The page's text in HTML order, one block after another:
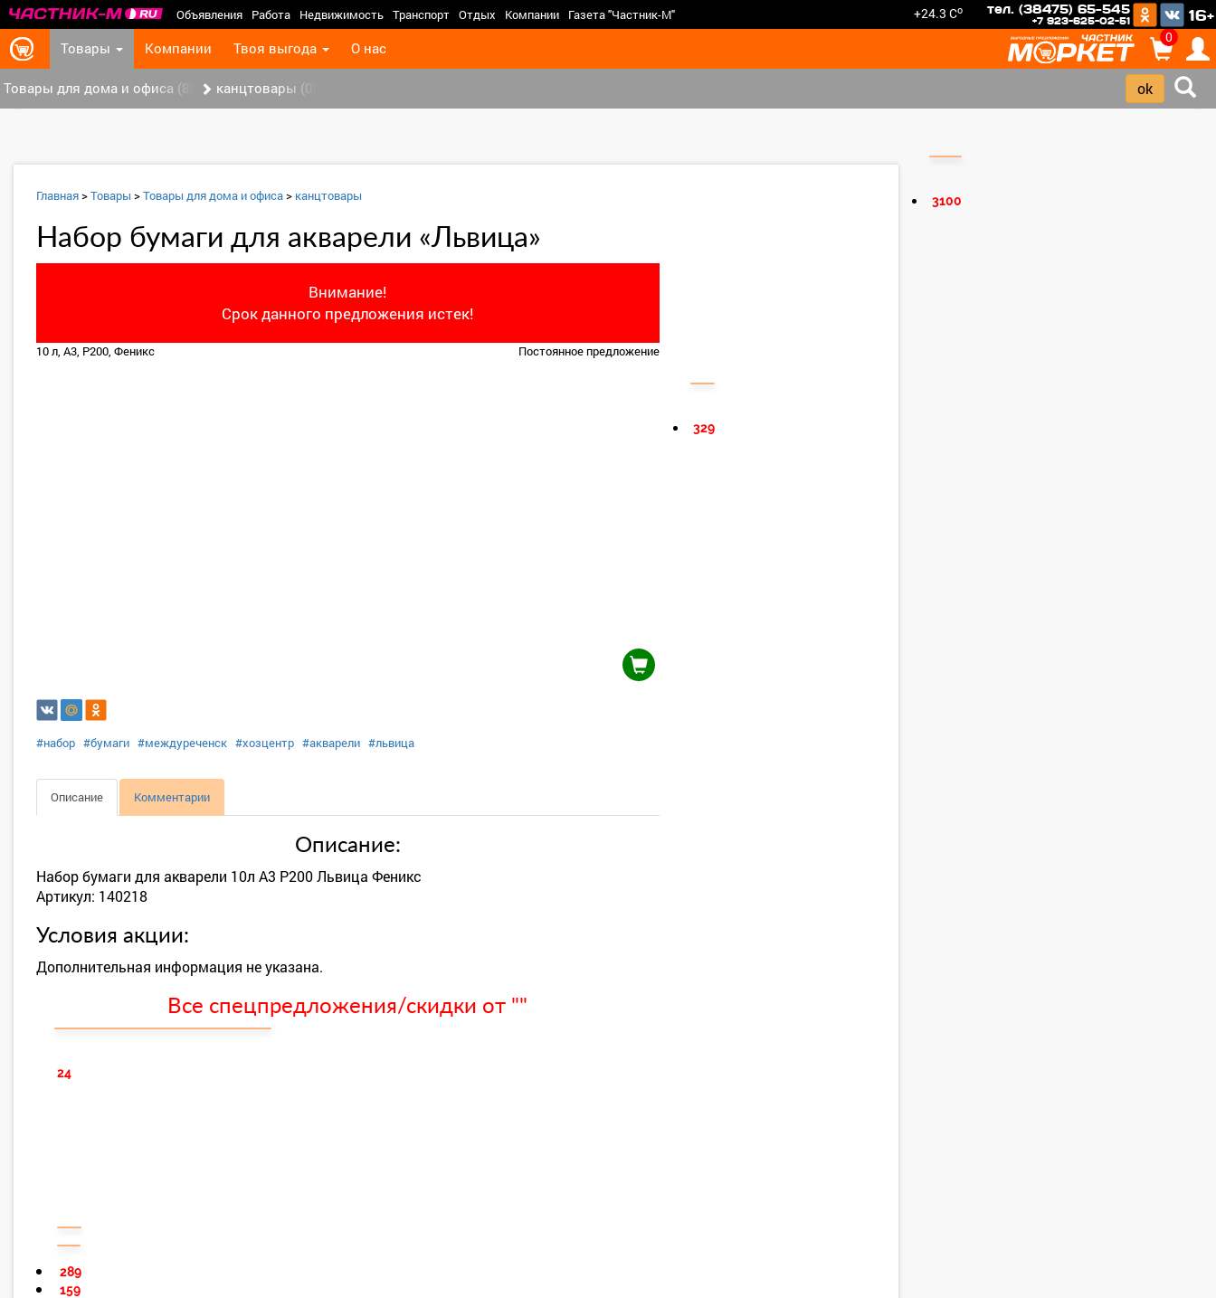
Объявления Работа Недвижимость Транспорт Отдых Компании Газета "Частник-М" +24.3 Co тел. (38475) 65-545
+7 923-625-02-51 16+
Товары Компании Твоя выгода О нас
0
>
Товары для дома и офиса (8) канцтовары (0)
Главная>Товары >Товары для дома и офиса> канцтовары
Набор бумаги для акварели «Львица»
Внимание!
Срок данного предложения истек!
10 л, А3, Р200, Феникс Постоянное предложение
#набор #бумаги #междуреченск #хозцентр #акварели #львица
Описание Комментарии
Описание:
Набор бумаги для акварели 10л А3 Р200 Львица Феникс
Артикул: 140218
Условия акции:
Дополнительная информация не указана.
Все спецпредложения/скидки от ""
24
289
159
329
3100
‹ ›